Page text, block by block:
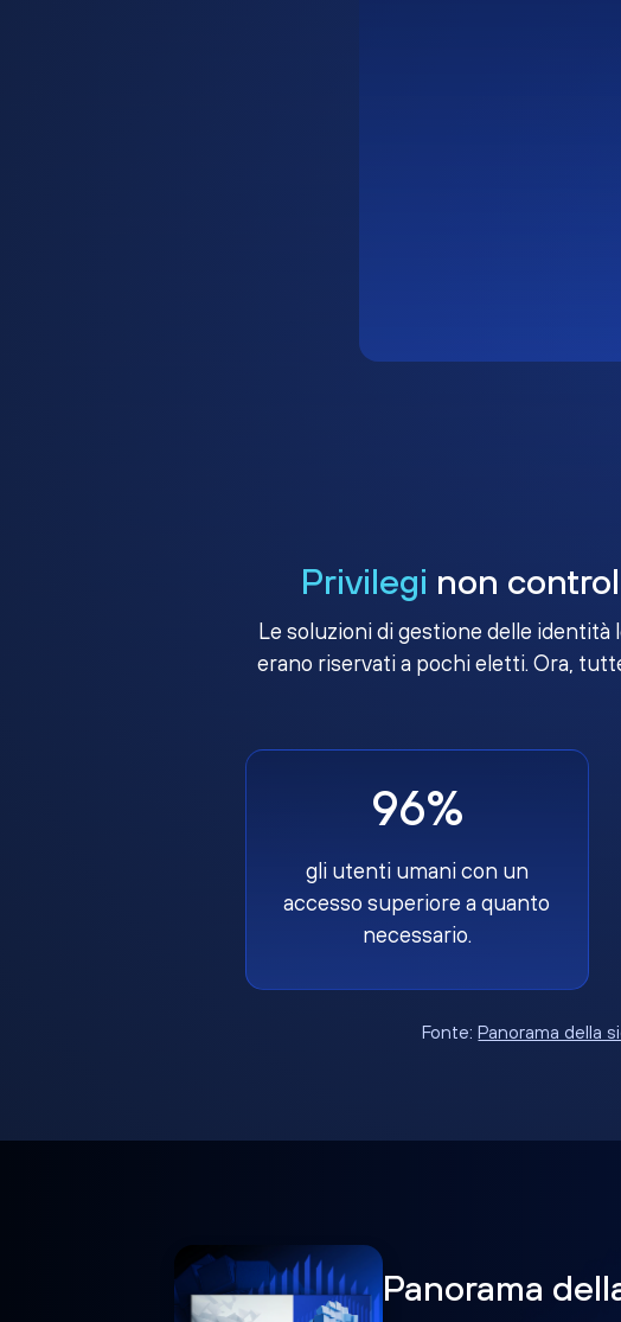
Privilegi non
Le soluzioni di gestione delle
erano riservati a pochi eletti. Ora,
96%
gli utenti umani con un
accesso superiore a quanto
necessario.
Fonte:Panorama della
Panorama